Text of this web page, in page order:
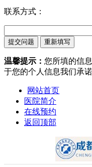
联系方式：
温馨提示： 您所填的信
于您的个人信息我们承
网站首页
医院简介
在线预约
返回顶部